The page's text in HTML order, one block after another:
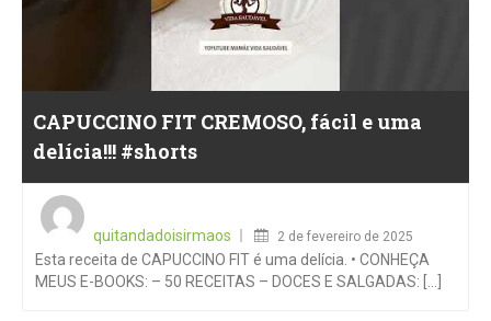
CAPUCCINO FIT CREMOSO, fácil e uma
delícia!!! #shorts
quitandadoisirmaos
2 de fevereiro de 2025
Esta receita de CAPUCCINO FIT é uma delícia. • CONHEÇA
MEUS E-BOOKS: – 50 RECEITAS – DOCES E SALGADAS: [...]